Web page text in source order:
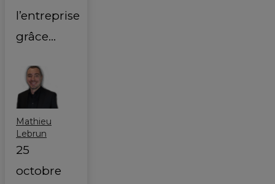
l’entreprise
grâce…
Mathieu
Lebrun
25
octobre